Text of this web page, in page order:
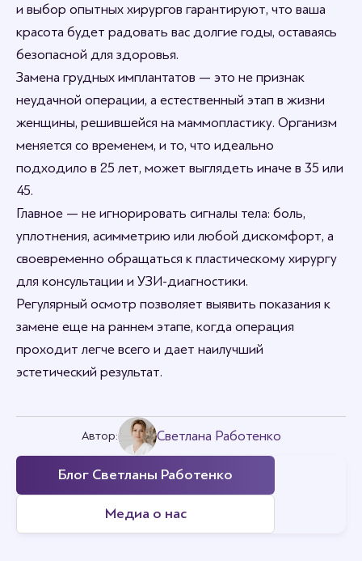
и выбор опытных хирургов гарантируют, что ваша
красота будет радовать вас долгие годы, оставаясь
безопасной для здоровья.
Замена грудных имплантатов — это не признак
неудачной операции, а естественный этап в жизни
женщины, решившейся на маммопластику. Организм
меняется со временем, и то, что идеально
подходило в 25 лет, может выглядеть иначе в 35 или
45.
Главное — не игнорировать сигналы тела: боль,
уплотнения, асимметрию или любой дискомфорт, а
своевременно обращаться к пластическому хирургу
для консультации и УЗИ-диагностики.
Регулярный осмотр позволяет выявить показания к
замене еще на раннем этапе, когда операция
проходит легче всего и дает наилучший
эстетический результат.
Автор: Светлана Работенко
Блог Светланы Работенко
Медиа о нас